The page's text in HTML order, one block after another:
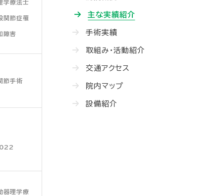
学療法士
関節症罹
障害
節手術
器理学療
主な実績紹介
手術実績
取組み・活動紹介
交通アクセス
院内マップ
設備紹介